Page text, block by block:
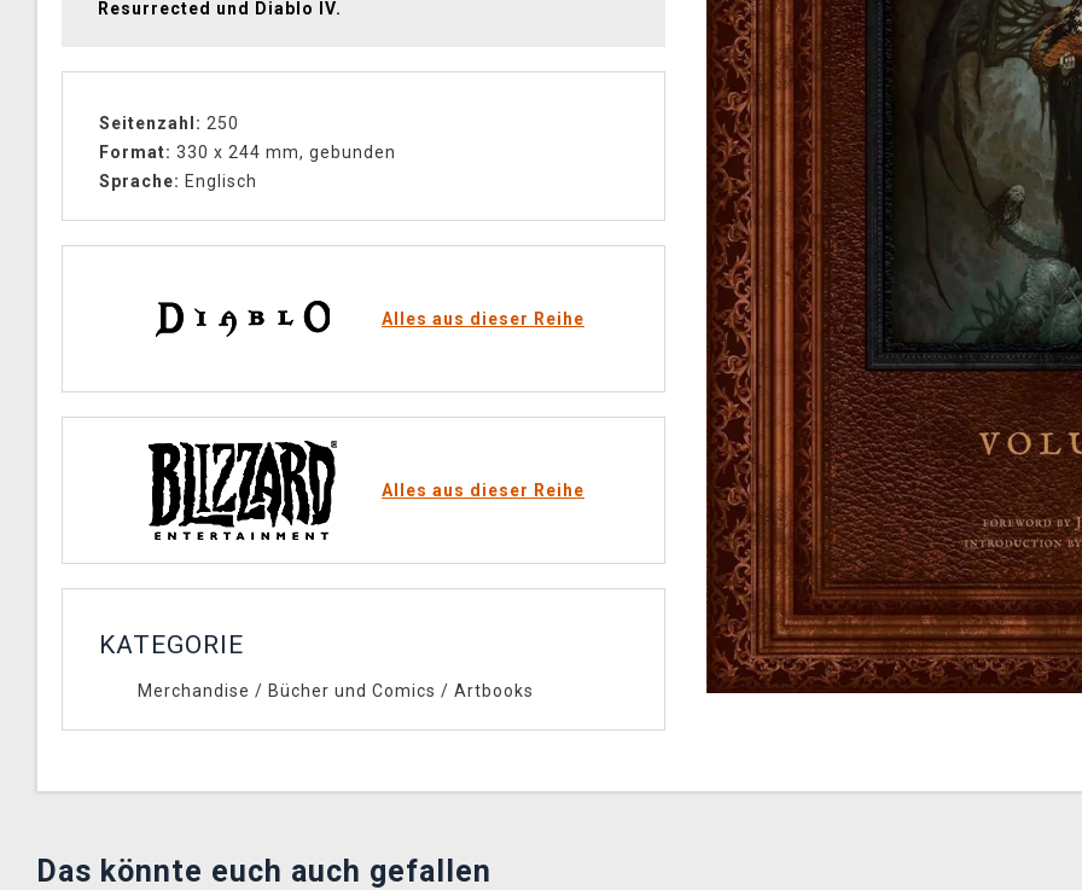
Resurrected und Diablo IV.
Seitenzahl: 250
Format: 330 x 244 mm, gebunden
Sprache: Englisch
Alles aus dieser Reihe
Alles aus dieser Reihe
KATEGORIE
Merchandise / Bücher und Comics / Artbooks
Das könnte euch auch gefallen